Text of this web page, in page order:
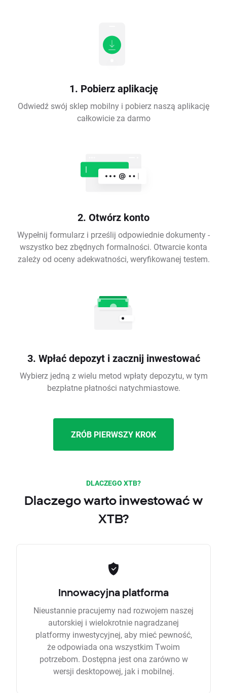
1. Pobierz aplikację
Odwiedź swój sklep mobilny i pobierz naszą aplikację
całkowicie za darmo
2. Otwórz konto
Wypełnij formularz i prześlij odpowiednie dokumenty -
wszystko bez zbędnych formalności. Otwarcie konta
zależy od oceny adekwatności, weryfikowanej testem.
3. Wpłać depozyt i zacznij inwestować
Wybierz jedną z wielu metod wpłaty depozytu, w tym
bezpłatne płatności natychmiastowe.
ZRÓB PIERWSZY KROK
DLACZEGO XTB?
Dlaczego warto inwestować w
XTB?
Innowacyjna platforma
Nieustannie pracujemy nad rozwojem naszej
autorskiej i wielokrotnie nagradzanej
platformy inwestycyjnej, aby mieć pewność,
że odpowiada ona wszystkim Twoim
potrzebom. Dostępna jest ona zarówno w
wersji desktopowej, jak i mobilnej.